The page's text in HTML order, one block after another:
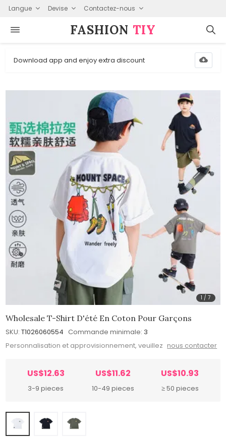
Langue Devise Contactez-nous
FASHION⁠ TIY
Download app and enjoy extra discount
1 /7
Wholesale T-Shirt D'été En Coton Pour Garçons
SKU: T1026060554 Commande minimale: 3
Personnalisation et approvisionnement, veuillez nous contacter
US$12.63
3-9 pieces
US$11.62
10-49 pieces
US$10.93
≥ 50 pieces